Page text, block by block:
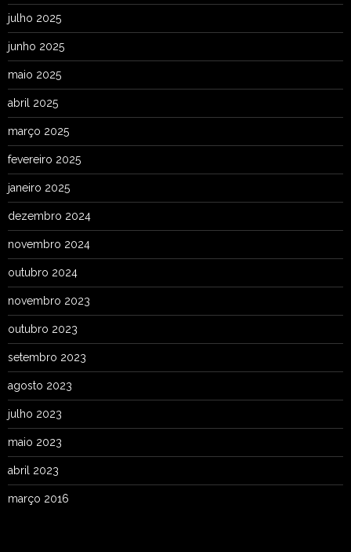
julho 2025
junho 2025
maio 2025
abril 2025
março 2025
fevereiro 2025
janeiro 2025
dezembro 2024
novembro 2024
outubro 2024
novembro 2023
outubro 2023
setembro 2023
agosto 2023
julho 2023
maio 2023
abril 2023
março 2016